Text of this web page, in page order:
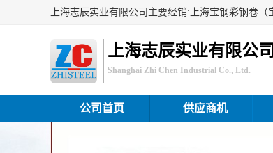
上海志辰实业有限公司
Shanghai Zhi Chen Industrial Co., Ltd.
公司首页 供应商机